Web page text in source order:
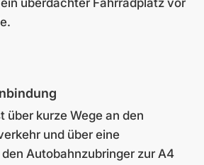
über­dachter Fahrradplatz vor
über kurze Wege an den
und über eine
Auto­bahn­zubringer zur A4